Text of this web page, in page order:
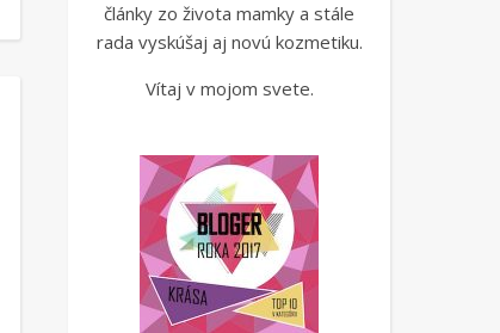
články zo života mamky a stále
rada vyskúšaj aj novú kozmetiku.
Vítaj v mojom svete.